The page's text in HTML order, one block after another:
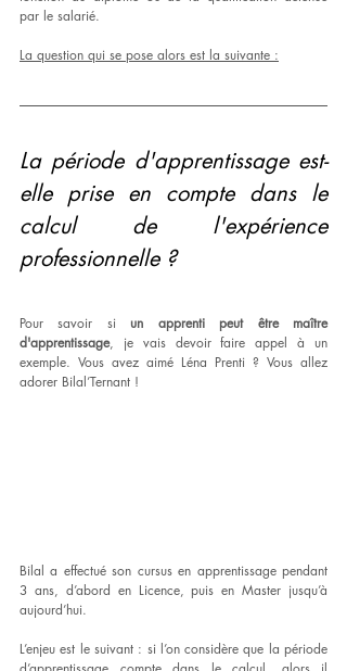
par le salarié.
La question qui se pose alors est la suivante :
La période d'apprentissage est-
elle prise en compte dans le
calcul de l'expérience
professionnelle ?
Pour savoir si un apprenti peut être maître
d'apprentissage, je vais devoir faire appel à un
exemple. Vous avez aimé Léna Prenti ? Vous allez
adorer Bilal’Ternant !
Bilal a effectué son cursus en apprentissage pendant
3 ans, d’abord en Licence, puis en Master jusqu’à
aujourd’hui.
L’enjeu est le suivant : si l’on considère que la période